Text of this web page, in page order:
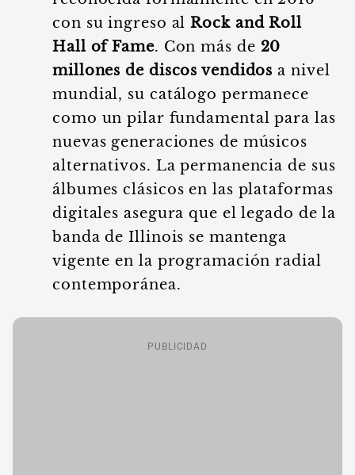
con su ingreso alRock and Roll
Hall of Fame. Con más de 20
millones de discos vendidos a nivel
mundial, su catálogo permanece
como un pilar fundamental para las
nuevas generaciones de músicos
alternativos. La permanencia de sus
álbumes clásicos en las plataformas
digitales asegura que el legado de la
banda de Illinois se mantenga
vigente en la programación radial
contemporánea.
PUBLICIDAD